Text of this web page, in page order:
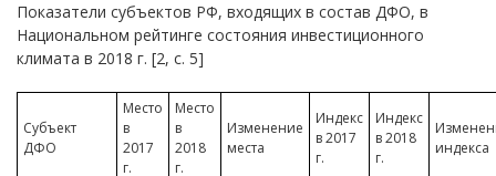
Показатели субъектов РФ, входящих в состав ДФО, в
Национальном рейтинге состояния инвестиционного
климата в 2018 г. [2, с. 5]
Субъект
ДФО
Место
в
2017
г.
Место
в
2018
г.
Изменение
места
Индекс
в 2017
г.
Индекс
в 2018
г.
индекса